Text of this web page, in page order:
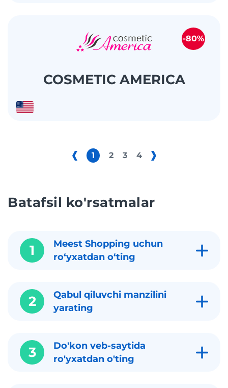
COSMETIC AMERICA
-80%
1 2 3 4
Batafsil ko'rsatmalar
1
Meest Shopping uchun
roʻyxatdan oʻting
2
Qabul qiluvchi manzilini
yarating
3
Do'kon veb-saytida
ro'yxatdan o'ting